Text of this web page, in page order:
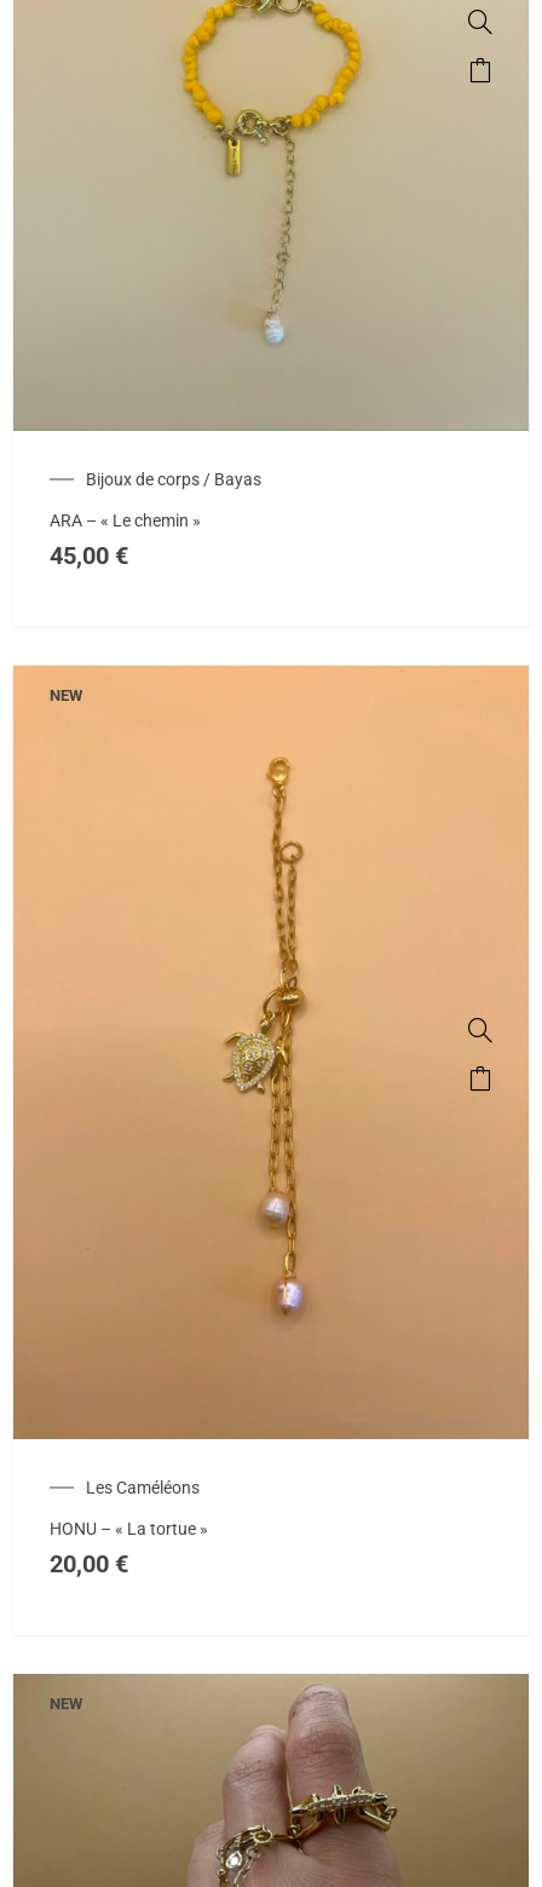
Bijoux de corps / Bayas
ARA – « Le chemin »
45,00 €
NEW
Les Caméléons
HONU – « La tortue »
20,00 €
NEW